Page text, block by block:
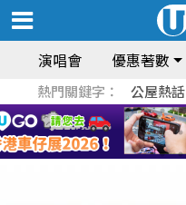
演唱會 優惠著數
熱門關鍵字： 公屋熱話